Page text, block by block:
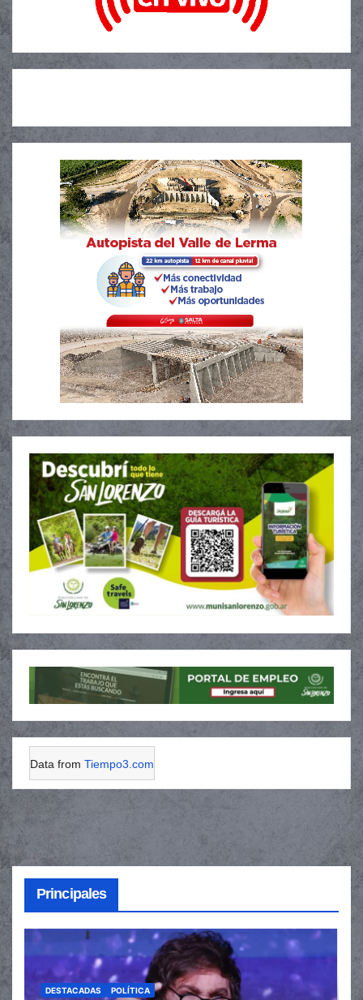
Data from Tiempo3.com
Principales
DESTACADAS POLÍTICA